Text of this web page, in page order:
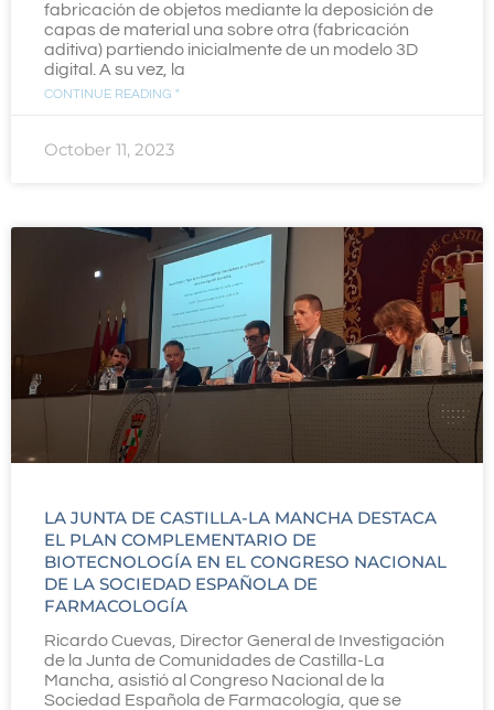
fabricación de objetos mediante la deposición de
capas de material una sobre otra (fabricación
aditiva) partiendo inicialmente de un modelo 3D
digital. A su vez, la
CONTINUE READING "
October 11, 2023
LA JUNTA DE CASTILLA-LA MANCHA DESTACA
EL PLAN COMPLEMENTARIO DE
BIOTECNOLOGÍA EN EL CONGRESO NACIONAL
DE LA SOCIEDAD ESPAÑOLA DE
FARMACOLOGÍA
Ricardo Cuevas, Director General de Investigación
de la Junta de Comunidades de Castilla-La
Mancha, asistió al Congreso Nacional de la
Sociedad Española de Farmacología, que se